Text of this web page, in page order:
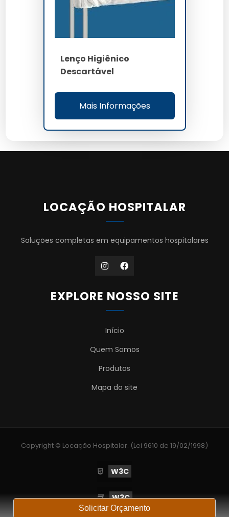
Solicitar Orçamento
Lenço Higiênico
Descartável
Mais Informações
LOCAÇÃO HOSPITALAR
Soluções completas em equipamentos hospitalares
EXPLORE NOSSO SITE
Início
Quem Somos
Produtos
Mapa do site
Copyright © Locação Hospitalar. (Lei 9610 de 19/02/1998)
W3C
W3C